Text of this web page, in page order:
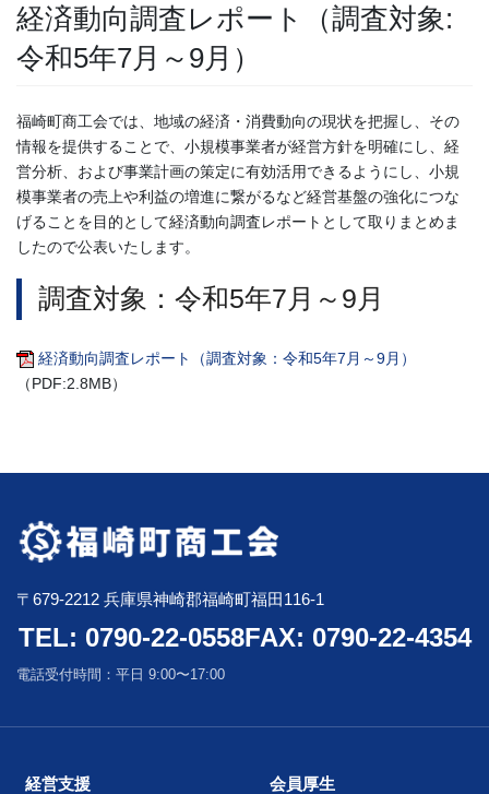
経済動向調査レポート（調査対象:
令和5年7月～9月）
福崎町商工会では、地域の経済・消費動向の現状を把握し、その
情報を提供することで、小規模事業者が経営方針を明確にし、経
営分析、および事業計画の策定に有効活用できるようにし、小規
模事業者の売上や利益の増進に繋がるなど経営基盤の強化につな
げることを目的として経済動向調査レポートとして取りまとめま
したので公表いたします。
調査対象：令和5年7月～9月
経済動向調査レポート（調査対象：令和5年7月～9月）
（PDF:2.8MB）
〒679-2212 兵庫県神崎郡福崎町福田116-1
TEL: 0790-22-0558FAX: 0790-22-4354
電話受付時間：平日 9:00〜17:00
経営支援 会員厚生